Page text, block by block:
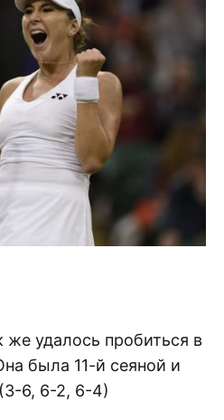
же удалось пробиться в
была 11-й сеяной и
6, 6-2, 6-4)